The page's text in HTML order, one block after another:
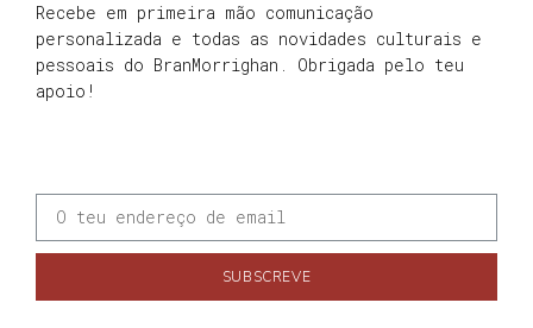
Recebe em primeira mão comunicação
personalizada e todas as novidades culturais e
pessoais do BranMorrighan. Obrigada pelo teu
apoio!
SUBSCREVE